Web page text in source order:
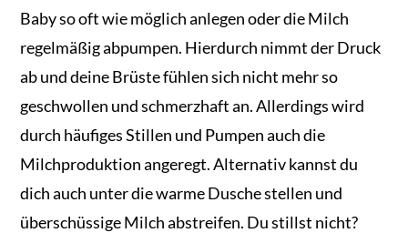
Baby so oft wie möglich anlegen oder die Milch
regelmäßig abpumpen. Hierdurch nimmt der Druck
ab und deine Brüste fühlen sich nicht mehr so
geschwollen und schmerzhaft an. Allerdings wird
durch häufiges Stillen und Pumpen auch die
Milchproduktion angeregt. Alternativ kannst du
dich auch unter die warme Dusche stellen und
überschüssige Milch abstreifen. Du stillst nicht?